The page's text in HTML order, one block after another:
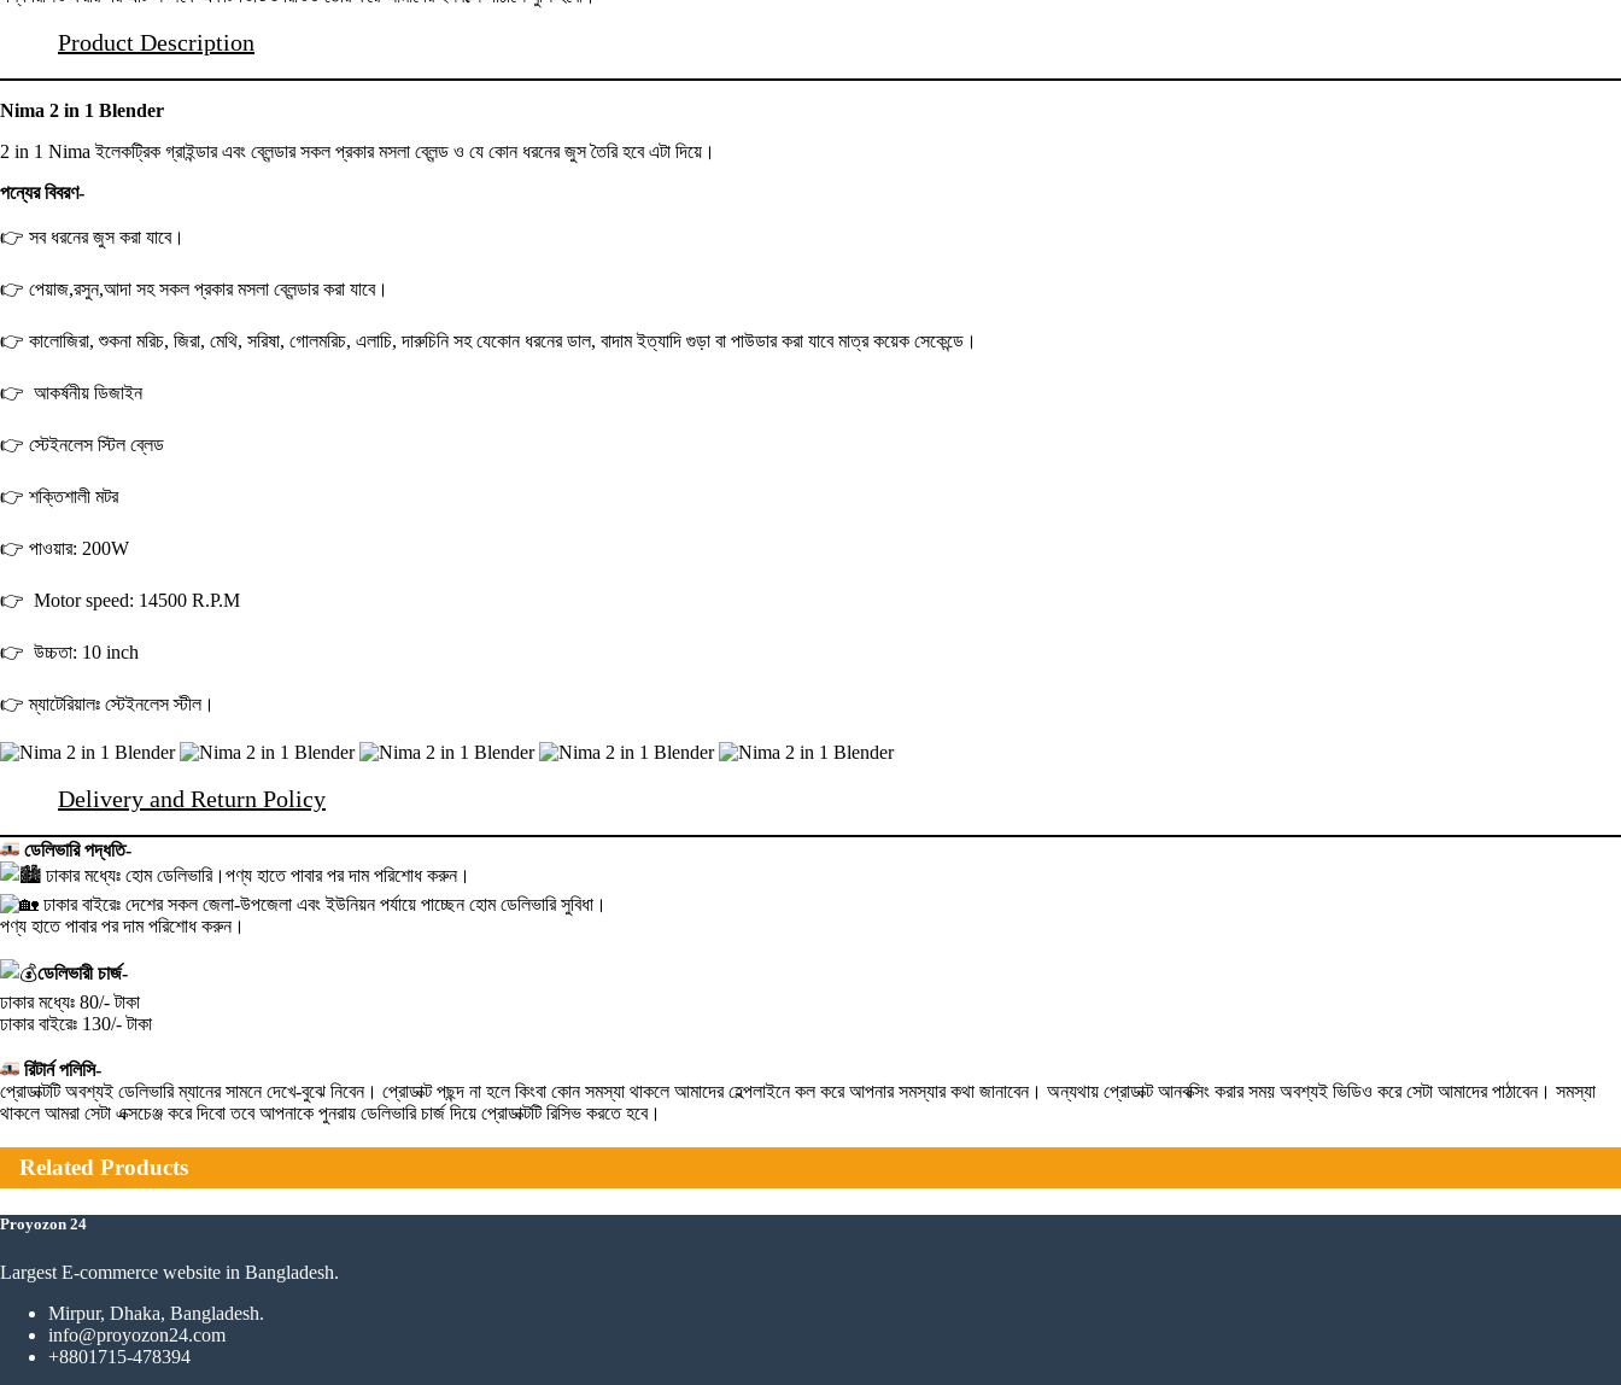
Product Description
Nima 2 in 1 Blender
2 in 1 Nima ইলেকট্রিক গ্রাইন্ডার এবং ব্লেন্ডার সকল প্রকার মসলা ব্লেন্ড ও যে কোন ধরনের জুস তৈরি হবে এটা দিয়ে।
পন্যের বিবরণ-
👉 সব ধরনের জুস করা যাবে।
👉 পেয়াজ,রসুন,আদা সহ সকল প্রকার মসলা ব্লেন্ডার করা যাবে।
👉 কালোজিরা, শুকনা মরিচ, জিরা, মেথি, সরিষা, গোলমরিচ, এলাচি, দারুচিনি সহ যেকোন ধরনের ডাল, বাদাম ইত্যাদি গুড়া বা পাউডার করা যাবে মাত্র কয়েক সেকেন্ডে।
👉 আকর্ষনীয় ডিজাইন
👉 স্টেইনলেস স্টিল ব্লেড
👉 শক্তিশালী মটর
👉 পাওয়ার: 200W
👉 Motor speed: 14500 R.P.M
👉 উচ্চতা: 10 inch
👉 ম্যাটেরিয়ালঃ স্টেইনলেস স্টীল।
Delivery and Return Policy
ডেলিভারি পদ্ধতি-
ঢাকার মধ্যেঃ হোম ডেলিভারি।পণ্য হাতে পাবার পর দাম পরিশোধ করুন।
ঢাকার বাইরেঃ দেশের সকল জেলা-উপজেলা এবং ইউনিয়ন পর্যায়ে পাচ্ছেন হোম ডেলিভারি সুবিধা।
পণ্য হাতে পাবার পর দাম পরিশোধ করুন।
ডেলিভারী চার্জ-
ঢাকার মধ্যেঃ 80/- টাকা
ঢাকার বাইরেঃ 130/- টাকা
রিটার্ন পলিসি-
প্রোডাক্টটি অবশ্যই ডেলিভারি ম্যানের সামনে দেখে-বুঝে নিবেন। প্রোডাক্ট পছন্দ না হলে কিংবা কোন সমস্যা থাকলে আমাদের হেল্পলাইনে কল করে আপনার সমস্যার কথা জানাবেন। অন্যথায় প্রোডাক্ট আনবক্সিং করার সময় অবশ্যই ভিডিও করে সেটা আমাদের পাঠাবেন। সমস্যা
থাকলে আমরা সেটা এক্সচেঞ্জ করে দিবো তবে আপনাকে পুনরায় ডেলিভারি চার্জ দিয়ে প্রোডাক্টটি রিসিভ করতে হবে।
Related Products
Proyozon 24
Largest E-commerce website in Bangladesh.
Mirpur, Dhaka, Bangladesh.
info@proyozon24.com
+8801715-478394